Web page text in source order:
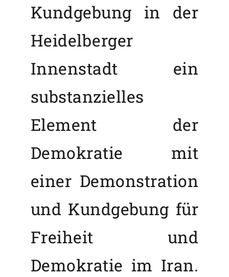
Kundgebung in der
Heidelberger
Innenstadt ein
substanzielles
Element der
Demokratie mit
einer Demonstration
und Kundgebung für
Freiheit und
Demokratie im Iran.